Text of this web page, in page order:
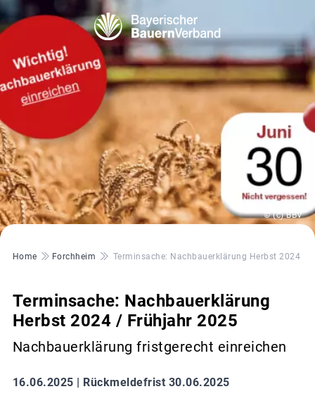
© (c) BBV
Pfadnavigation
Home Forchheim Terminsache: Nachbauerklärung Herbst 2024 /
Terminsache: Nachbauerklärung
Herbst 2024 / Frühjahr 2025
Nachbauerklärung fristgerecht einreichen
16.06.2025 | Rückmeldefrist 30.06.2025